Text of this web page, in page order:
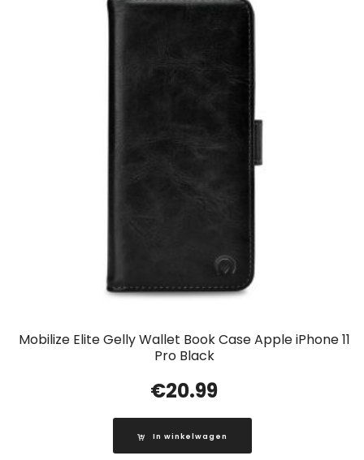
Mobilize Elite Gelly Wallet Book Case Apple iPhone 11
Pro Black
€20.99
In winkelwagen